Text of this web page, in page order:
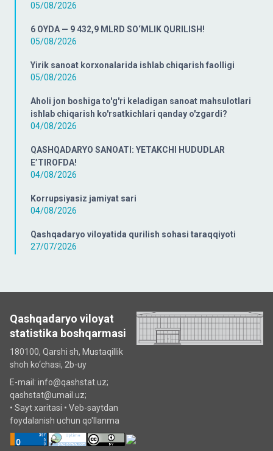
05/08/2026
6 OYDA — 9 432,9 MLRD SO‘MLIK QURILISH!
05/08/2026
Yirik sanoat korxonalarida ishlab chiqarish faolligi
05/08/2026
Aholi jon boshiga to'g'ri keladigan sanoat mahsulotlari
ishlab chiqarish ko'rsatkichlari qanday o'zgardi?
04/08/2026
QASHQADARYO SANOATI: YETAKCHI HUDUDLAR
E’TIROFDA!
04/08/2026
Korrupsiyasiz jamiyat sari
04/08/2026
Qashqadaryo viloyatida qurilish sohasi taraqqiyoti
27/07/2026
Qashqadaryo viloyat
statistika boshqarmasi
180100, Qarshi sh, Mustаqillik
shoh ko‘chаsi, 2b-uy
E-mail: info@qashstat.uz;
qashstat@umail.uz;
• Sayt xaritasi • Veb-saytdan
foydalanish uchun qo'llanma